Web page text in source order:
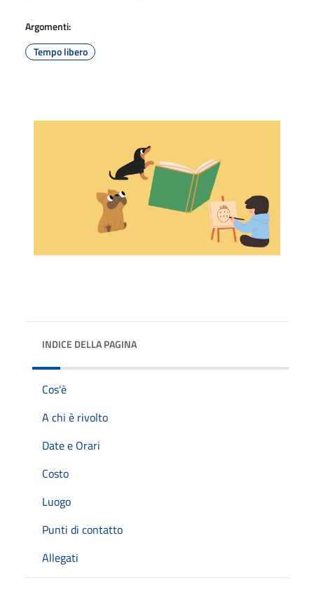
Argomenti:
Tempo libero
INDICE DELLA PAGINA
Cos'è
A chi è rivolto
Date e Orari
Costo
Luogo
Punti di contatto
Allegati